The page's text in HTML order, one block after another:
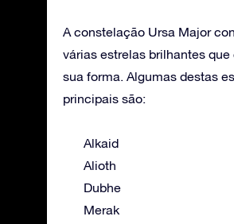
A constelação Ursa Major
várias estrelas brilhantes
sua forma. Algumas destas
principais são:
Alkaid
Alioth
Dubhe
Merak